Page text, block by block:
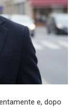
e, dopo